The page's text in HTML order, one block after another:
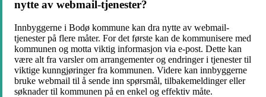
nytte av webmail-tjenester?
Innbyggerne i Bodø kommune kan dra nytte av webmail-
tjenester på flere måter. For det første kan de kommunisere med
kommunen og motta viktig informasjon via e-post. Dette kan
være alt fra varsler om arrangementer og endringer i tjenester til
viktige kunngjøringer fra kommunen. Videre kan innbyggerne
bruke webmail til å sende inn spørsmål, tilbakemeldinger eller
søknader til kommunen på en enkel og effektiv måte.